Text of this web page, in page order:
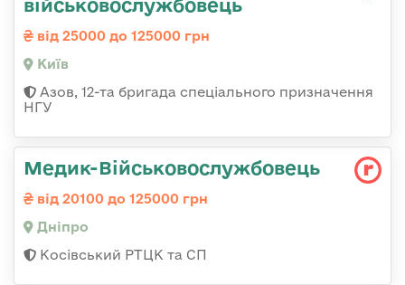
військовослужбовець
від 25000 до 125000 грн
Київ
Азов, 12-та бригада спеціального призначення
НГУ
Медик-Військовослужбовець
від 20100 до 125000 грн
Дніпро
Косівський РТЦК та СП